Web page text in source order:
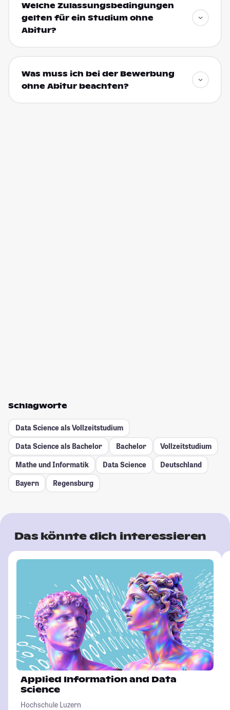
Welche Zulassungsbedingungen
gelten für ein Studium ohne
Abitur?
Was muss ich bei der Bewerbung
ohne Abitur beachten?
Schlagworte
Data Science als Vollzeitstudium
Data Science als Bachelor
Bachelor
Vollzeitstudium
Mathe und Informatik
Data Science
Deutschland
Bayern
Regensburg
Das könnte dich interessieren
Applied Information and Data
Science
Hochschule Luzern